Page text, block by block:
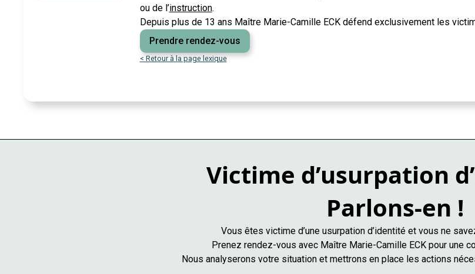
ou de l’instruction.
Depuis plus de 13 ans Maître Marie-Camille ECK défend exclusivement les
Prendre rendez-vous
< Retour à la page lexique
Victime d’usurpation
Parlons-en !
Vous êtes victime d’une usurpation d’identité et vous ne
Prenez rendez-vous avec Maître Marie-Camille ECK pour une
Nous analyserons votre situation et mettrons en place les actions